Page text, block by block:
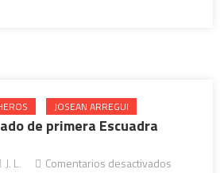
JOSEAN ARREGUI
de primera Escuadra
J. L. Comentarios desactivados